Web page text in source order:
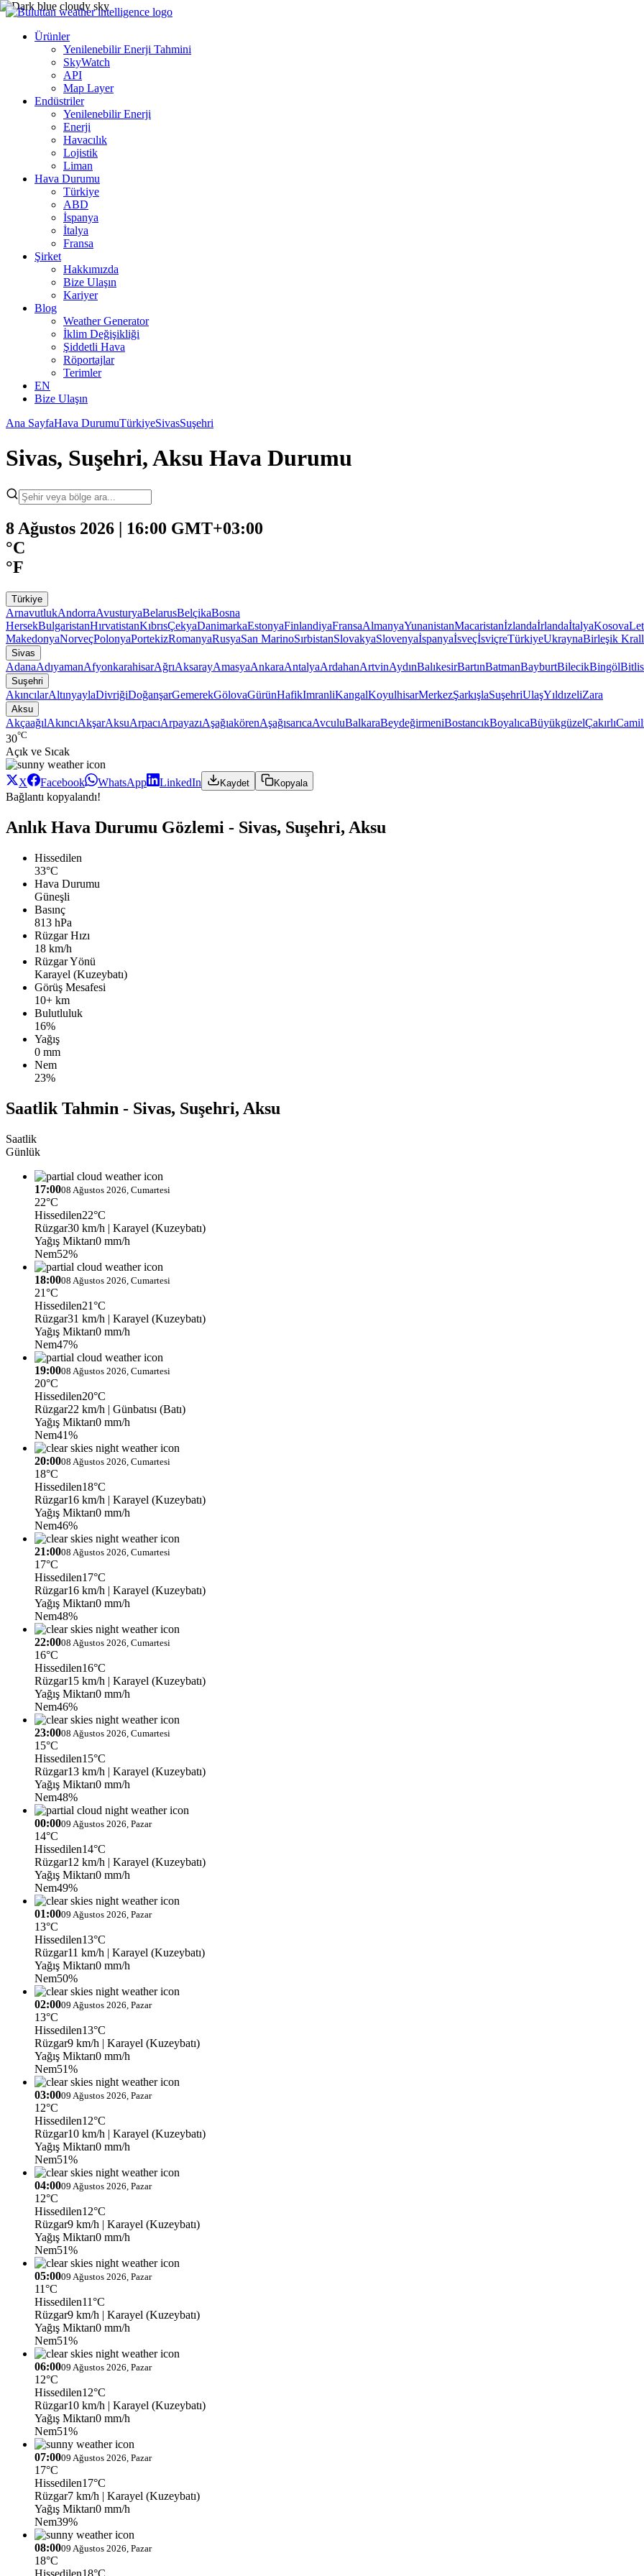
Ürünler
Yenilenebilir Enerji Tahmini
SkyWatch
API
Map Layer
Endüstriler
Yenilenebilir Enerji
Enerji
Havacılık
Lojistik
Liman
Hava Durumu
Türkiye
ABD
İspanya
İtalya
Fransa
Şirket
Hakkımızda
Bize Ulaşın
Kariyer
Blog
Weather Generator
İklim Değişikliği
Şiddetli Hava
Röportajlar
Terimler
EN
Bize Ulaşın
Ana SayfaHava DurumuTürkiyeSivasSuşehri
Sivas, Suşehri, Aksu Hava Durumu
8 Ağustos 2026 | 16:00 GMT+03:00
°C
°F
Türkiye
ArnavutlukAndorraAvusturyaBelarusBelçikaBosna
HersekBulgaristanHırvatistanKıbrısÇekyaDanimarkaEstonyaFinlandiyaFransaAlmanyaYunanistanMacaristanİzlandaİrlandaİtalyaKosova
MakedonyaNorveçPolonyaPortekizRomanyaRusyaSan MarinoSırbistanSlovakyaSlovenyaİspanyaİsveçİsviçreTürkiyeUkraynaBirleşik
Sivas
AdanaAdıyamanAfyonkarahisarAğrıAksarayAmasyaAnkaraAntalyaArdahanArtvinAydınBalıkesirBartınBatmanBayburtBilecikBingölBitlis
Suşehri
AkıncılarAltınyaylaDivriğiDoğanşarGemerekGölovaGürünHafikImranliKangalKoyulhisarMerkezŞarkışlaSuşehriUlaşYıldızeliZara
Aksu
AkçaağılAkıncıAkşarAksuArpacıArpayazıAşağıakörenAşağısarıcaAvculuBalkaraBeydeğirmeniBostancıkBoyalıcaBüyükgüzelÇakırlı
30°C
Açık ve Sıcak
X Facebook WhatsApp LinkedIn Kaydet Kopyala
Bağlantı kopyalandı!
Anlık Hava Durumu Gözlemi - Sivas, Suşehri, Aksu
Hissedilen
33°C
Hava Durumu
Güneşli
Basınç
813 hPa
Rüzgar Hızı
18 km/h
Rüzgar Yönü
Karayel (Kuzeybatı)
Görüş Mesafesi
10+ km
Bulutluluk
16%
Yağış
0 mm
Nem
23%
Saatlik Tahmin - Sivas, Suşehri, Aksu
Saatlik
Günlük
17:0008 Ağustos 2026, Cumartesi
22°C
Hissedilen22°C
Rüzgar30 km/h | Karayel (Kuzeybatı)
Yağış Miktarı0 mm/h
Nem52%
18:0008 Ağustos 2026, Cumartesi
21°C
Hissedilen21°C
Rüzgar31 km/h | Karayel (Kuzeybatı)
Yağış Miktarı0 mm/h
Nem47%
19:0008 Ağustos 2026, Cumartesi
20°C
Hissedilen20°C
Rüzgar22 km/h | Günbatısı (Batı)
Yağış Miktarı0 mm/h
Nem41%
20:0008 Ağustos 2026, Cumartesi
18°C
Hissedilen18°C
Rüzgar16 km/h | Karayel (Kuzeybatı)
Yağış Miktarı0 mm/h
Nem46%
21:0008 Ağustos 2026, Cumartesi
17°C
Hissedilen17°C
Rüzgar16 km/h | Karayel (Kuzeybatı)
Yağış Miktarı0 mm/h
Nem48%
22:0008 Ağustos 2026, Cumartesi
16°C
Hissedilen16°C
Rüzgar15 km/h | Karayel (Kuzeybatı)
Yağış Miktarı0 mm/h
Nem46%
23:0008 Ağustos 2026, Cumartesi
15°C
Hissedilen15°C
Rüzgar13 km/h | Karayel (Kuzeybatı)
Yağış Miktarı0 mm/h
Nem48%
00:0009 Ağustos 2026, Pazar
14°C
Hissedilen14°C
Rüzgar12 km/h | Karayel (Kuzeybatı)
Yağış Miktarı0 mm/h
Nem49%
01:0009 Ağustos 2026, Pazar
13°C
Hissedilen13°C
Rüzgar11 km/h | Karayel (Kuzeybatı)
Yağış Miktarı0 mm/h
Nem50%
02:0009 Ağustos 2026, Pazar
13°C
Hissedilen13°C
Rüzgar9 km/h | Karayel (Kuzeybatı)
Yağış Miktarı0 mm/h
Nem51%
03:0009 Ağustos 2026, Pazar
12°C
Hissedilen12°C
Rüzgar10 km/h | Karayel (Kuzeybatı)
Yağış Miktarı0 mm/h
Nem51%
04:0009 Ağustos 2026, Pazar
12°C
Hissedilen12°C
Rüzgar9 km/h | Karayel (Kuzeybatı)
Yağış Miktarı0 mm/h
Nem51%
05:0009 Ağustos 2026, Pazar
11°C
Hissedilen11°C
Rüzgar9 km/h | Karayel (Kuzeybatı)
Yağış Miktarı0 mm/h
Nem51%
06:0009 Ağustos 2026, Pazar
12°C
Hissedilen12°C
Rüzgar10 km/h | Karayel (Kuzeybatı)
Yağış Miktarı0 mm/h
Nem51%
07:0009 Ağustos 2026, Pazar
17°C
Hissedilen17°C
Rüzgar7 km/h | Karayel (Kuzeybatı)
Yağış Miktarı0 mm/h
Nem39%
08:0009 Ağustos 2026, Pazar
18°C
Hissedilen18°C